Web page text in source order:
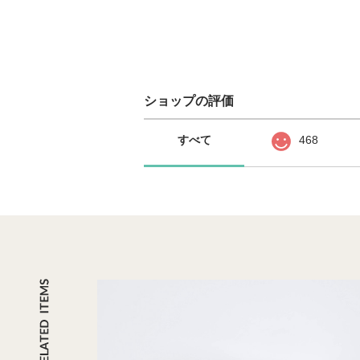
ショップの評価
すべて 468